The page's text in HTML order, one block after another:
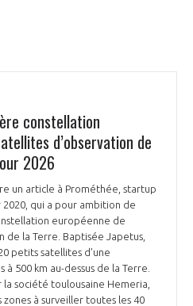
ADHÉRENTS
3 4 5 6
7
constellation
d’observation de
2026
un article à Prométhée, startup
qui a pour ambition de
européenne de
de la Terre. Baptisée Japetus,
petits satellites d’une
500 km au-dessus de la Terre.
société toulousaine Hemeria,
à surveiller toutes les 40
et développez